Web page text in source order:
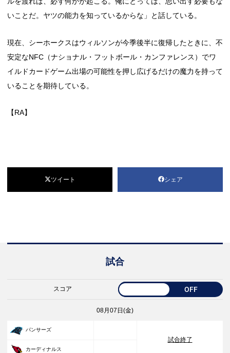
いことだ。ヤツの能力を知っているからな」と話している。
現在、シーホークスはウィルソンが今季後半に復帰したときに、不
安定なNFC（ナショナル・フットボール・カンファレンス）でワ
イルドカードゲーム出場の可能性を押し広げるだけの魔力を持って
いることを期待している。
【RA】
ツイート シェア
試合
スコア OFF
08月07日(金)
パンサーズ
試合終了
カーディナルス